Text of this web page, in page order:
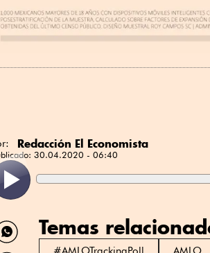
Redacción El Economista
30.04.2020 - 06:40
Temas